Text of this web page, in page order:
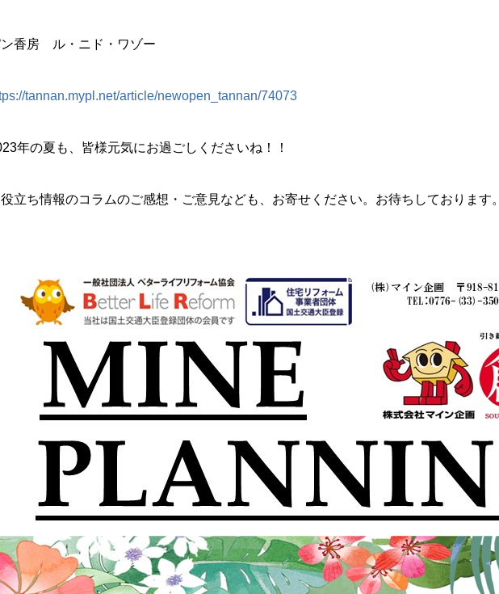
香房 ル・ニド・ワゾー
tannan.mypl.net/article/newopen_tannan/74073
年の夏も、皆様元気にお過ごしくださいね！！
立ち情報のコラムのご感想・ご意見なども、お寄せください。お待ちしております。